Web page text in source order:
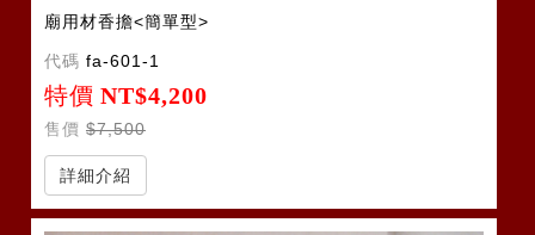
廟用材香擔<簡單型>
代碼 fa-601-1
特價 NT$4,200
售價 $7,500
詳細介紹